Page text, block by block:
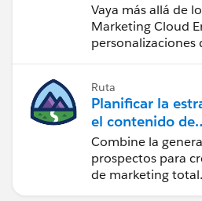
Vaya más allá de
Marketing Cloud
personalizaciones
Ruta
Planificar la
el contenido de
marketing con
Marketing Cloud
Account
Combine la
prospectos para
de marketing total.